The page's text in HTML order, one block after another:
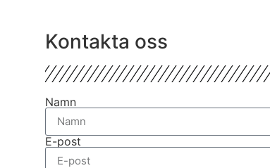
Kontakta oss
Namn
E-post